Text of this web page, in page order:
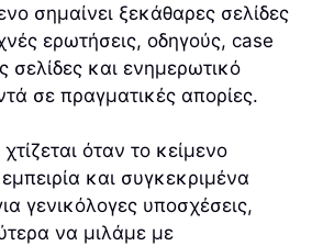
σημαίνει ξεκάθαρες σελίδες
ερωτήσεις, οδηγούς, case
σελίδες και ενημερωτικό
σε πραγματικές απορίες.
όταν το κείμενο
και συγκεκριμένα
γενικόλογες υποσχέσεις,
να μιλάμε με